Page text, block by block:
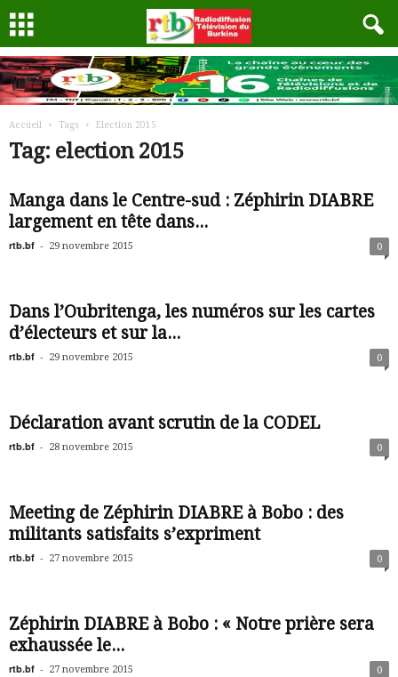
Accueil Tags Election 2015
Tag: election 2015
Manga dans le Centre-sud : Zéphirin DIABRE
largement en tête dans...
rtb.bf - 29 novembre 2015 0
Dans l’Oubritenga, les numéros sur les cartes
d’électeurs et sur la...
rtb.bf - 29 novembre 2015 0
Déclaration avant scrutin de la CODEL
rtb.bf - 28 novembre 2015 0
Meeting de Zéphirin DIABRE à Bobo : des
militants satisfaits s’expriment
rtb.bf - 27 novembre 2015 0
Zéphirin DIABRE à Bobo : « Notre prière sera
exhaussée le...
rtb.bf - 27 novembre 2015 0